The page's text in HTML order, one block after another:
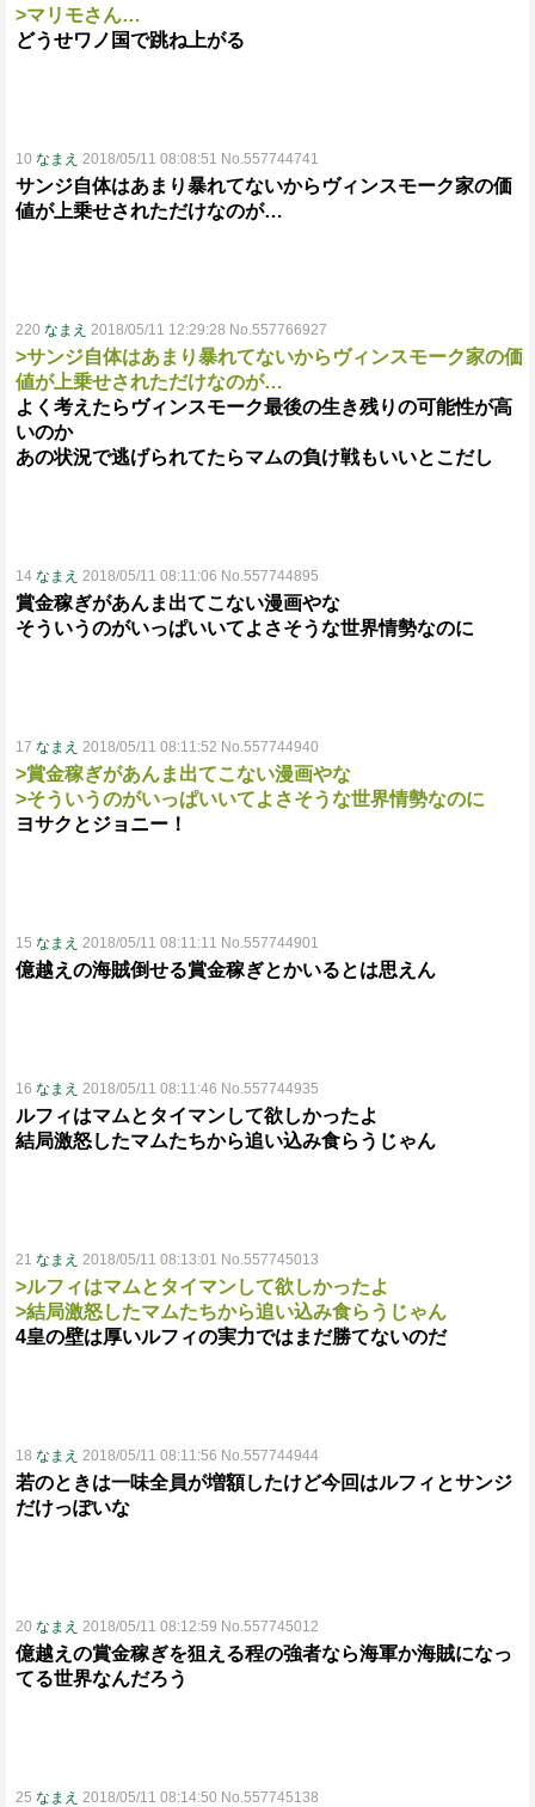
>マリモさん…
どうせワノ国で跳ね上がる
10 なまえ 2018/05/11 08:08:51 No.557744741
サンジ自体はあまり暴れてないからヴィンスモーク家の価
値が上乗せされただけなのが…
220 なまえ 2018/05/11 12:29:28 No.557766927
>サンジ自体はあまり暴れてないからヴィンスモーク家の価
値が上乗せされただけなのが…
よく考えたらヴィンスモーク最後の生き残りの可能性が高
いのか
あの状況で逃げられてたらマムの負け戦もいいとこだし
14 なまえ 2018/05/11 08:11:06 No.557744895
賞金稼ぎがあんま出てこない漫画やな
そういうのがいっぱいいてよさそうな世界情勢なのに
17 なまえ 2018/05/11 08:11:52 No.557744940
>賞金稼ぎがあんま出てこない漫画やな
>そういうのがいっぱいいてよさそうな世界情勢なのに
ヨサクとジョニー！
15 なまえ 2018/05/11 08:11:11 No.557744901
億越えの海賊倒せる賞金稼ぎとかいるとは思えん
16 なまえ 2018/05/11 08:11:46 No.557744935
ルフィはマムとタイマンして欲しかったよ
結局激怒したマムたちから追い込み食らうじゃん
21 なまえ 2018/05/11 08:13:01 No.557745013
>ルフィはマムとタイマンして欲しかったよ
>結局激怒したマムたちから追い込み食らうじゃん
4皇の壁は厚いルフィの実力ではまだ勝てないのだ
18 なまえ 2018/05/11 08:11:56 No.557744944
若のときは一味全員が増額したけど今回はルフィとサンジ
だけっぽいな
20 なまえ 2018/05/11 08:12:59 No.557745012
億越えの賞金稼ぎを狙える程の強者なら海軍か海賊になっ
てる世界なんだろう
25 なまえ 2018/05/11 08:14:50 No.557745138